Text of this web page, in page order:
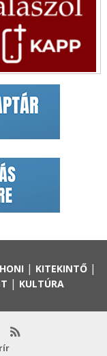
| KITEKINTŐ|
| KULTÚRA